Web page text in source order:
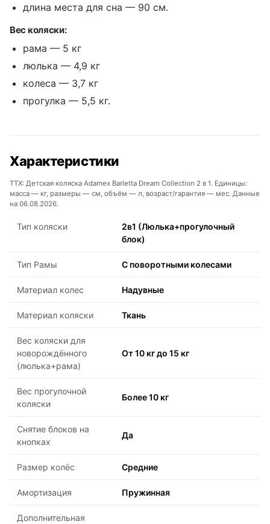
длина места для сна — 90 см.
Вес коляски:
рама — 5 кг
люлька — 4,9 кг
колеса — 3,7 кг
прогулка — 5,5 кг.
Характеристики
ТТХ: Детская коляска Adamex Barletta Dream Collection 2 в 1. Единицы:
масса — кг, размеры — см, объём — л, возраст/гарантия — мес. Данные
на 06.08.2026.
Тип коляски
2в1 (Люлька+прогулочный
блок)
Тип Рамы С поворотными колесами
Материал колес Надувные
Материал коляски Ткань
Вес коляски для
новорождённого
(люлька+рама)
От 10 кг до 15 кг
Вес прогулочной
коляски
Более 10 кг
Снятие блоков на
кнопках
Да
Размер колёс Средние
Амортизация Пружинная
Дополнительная